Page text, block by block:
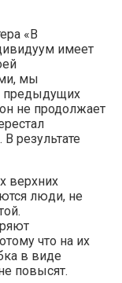
«В
имеет
мы
предыдущих
не продолжает
результате
верхних
люди, не
что на их
в виде
повысят.